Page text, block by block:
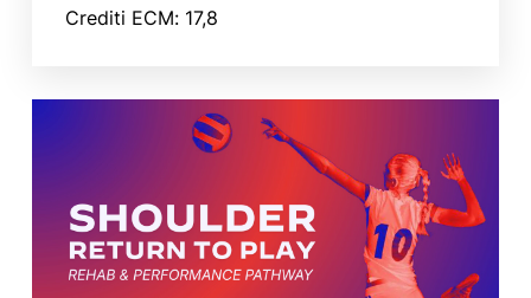
Crediti ECM: 17,8